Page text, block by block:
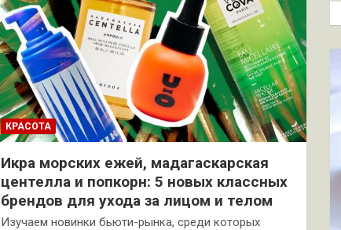
КРАСОТА
Икра морских ежей, мадагаскарская
центелла и попкорн: 5 новых классных
брендов для ухода за лицом и телом
Изучаем новинки бьюти-рынка, среди которых